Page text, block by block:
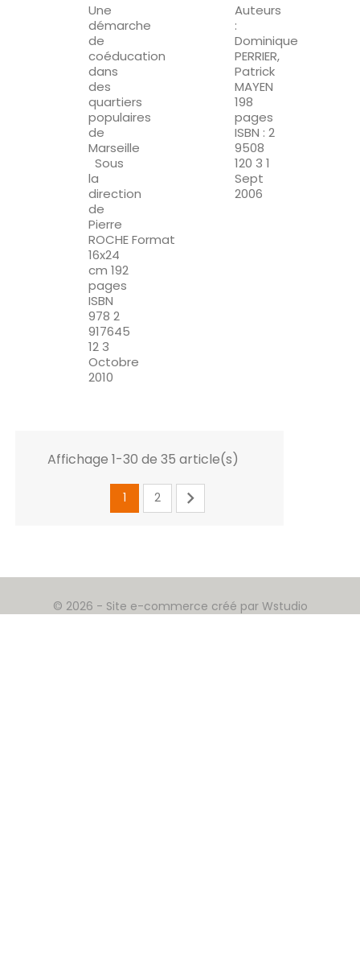
Une
démarche
de
coéducation
dans
des
quartiers
populaires
de
Marseille
Sous
la
direction
de
Pierre
ROCHE Format
16x24
cm 192
pages
ISBN
978 2
917645
12 3
Octobre
2010
Auteurs
:
Dominique
PERRIER,
Patrick
MAYEN
198
pages
ISBN : 2
9508
120 3 1
Sept
2006
Affichage 1-30 de 35 article(s)
1 2 
© 2026 - Site e-commerce créé par Wstudio